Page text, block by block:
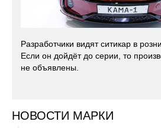
Разработчики видят ситикар в
Если он дойдёт до серии, то
не объявлены.
НОВОСТИ МАРКИ